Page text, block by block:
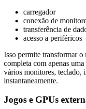
carregador
conexão de
transferência de
acesso a periféricos
Isso permite transformar o
completa com apenas
vários monitores, teclado,
instantaneamente.
Jogos e GPUs